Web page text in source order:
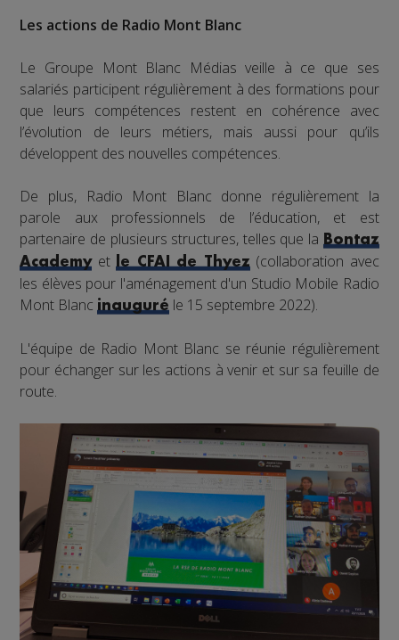
Les actions de Radio Mont Blanc
Le Groupe Mont Blanc Médias veille à ce que ses
salariés participent régulièrement à des formations pour
que leurs compétences restent en cohérence avec
l’évolution de leurs métiers, mais aussi pour qu’ils
développent des nouvelles compétences.
De plus, Radio Mont Blanc donne régulièrement la
parole aux professionnels de l’éducation, et est
partenaire de plusieurs structures, telles que la
Bontaz
Academyet le CFAI de Thyez(collaboration avec
les élèves pour l'aménagement d'un Studio Mobile Radio
Mont Blancinauguré le 15 septembre 2022).
L'équipe de Radio Mont Blanc se réunie régulièrement
pour échanger sur les actions à venir et sur sa feuille de
route.